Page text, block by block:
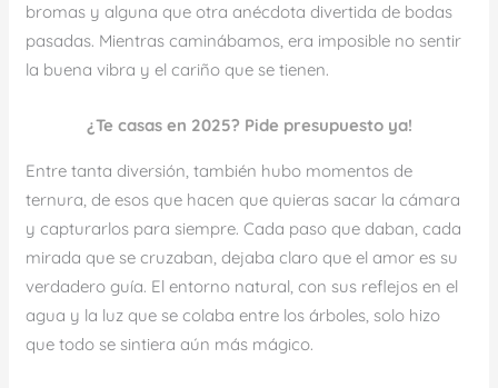
bromas y alguna que otra anécdota divertida de bodas
pasadas. Mientras caminábamos, era imposible no sentir
la buena vibra y el cariño que se tienen.
¿Te casas en 2025? Pide presupuesto ya!
Entre tanta diversión, también hubo momentos de
ternura, de esos que hacen que quieras sacar la cámara
y capturarlos para siempre. Cada paso que daban, cada
mirada que se cruzaban, dejaba claro que el amor es su
verdadero guía. El entorno natural, con sus reflejos en el
agua y la luz que se colaba entre los árboles, solo hizo
que todo se sintiera aún más mágico.